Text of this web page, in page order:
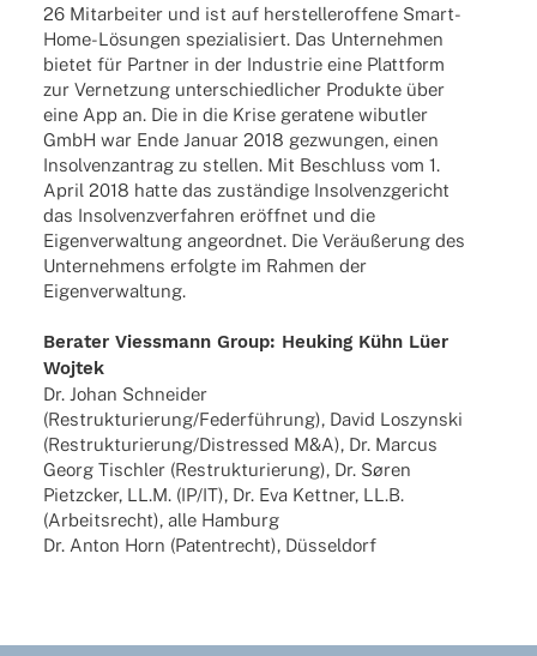
26 Mitar­bei­ter und ist auf herstel­ler­of­fene Smart-
Home-Lösun­­gen spezia­li­siert. Das Unter­neh­men
bietet für Part­ner in der Indus­trie eine Platt­form
zur Vernet­zung unter­schied­li­cher Produkte über
eine App an. Die in die Krise gera­tene wibut­ler
GmbH war Ende Januar 2018 gezwun­gen, einen
Insol­venz­an­trag zu stel­len. Mit Beschluss vom 1.
April 2018 hatte das zustän­dige Insol­venz­ge­richt
das Insol­venz­ver­fah­ren eröff­net und die
Eigen­ver­wal­tung ange­ord­net. Die Veräu­ße­rung des
Unter­neh­mens erfolgte im Rahmen der
Eigenverwaltung.
Bera­ter Viess­mann Group: Heuking Kühn Lüer
Wojtek
Dr. Johan Schnei­der
(Restrukturierung/Federführung), David Loszyn­ski
(Restrukturierung/Distressed M&A), Dr. Marcus
Georg Tisch­ler (Restruk­tu­rie­rung), Dr. Søren
Pietz­cker, LL.M. (IP/IT), Dr. Eva Kett­ner, LL.B.
(Arbeits­recht), alle Hamburg
Dr. Anton Horn (Patent­recht), Düsseldorf